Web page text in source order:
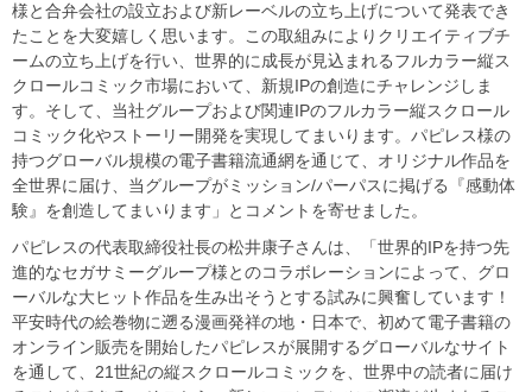
様と合弁会社の設立および新レーベルの立ち上げについて発表でき
たことを大変嬉しく思います。この取組みによりクリエイティブチ
ームの立ち上げを行い、世界的に成長が見込まれるフルカラー縦ス
クロールコミック市場において、新規IPの創造にチャレンジしま
す。そして、当社グループおよび関連IPのフルカラー縦スクロール
コミック化やストーリー開発を実現してまいります。パピレス様の
持つグローバル規模の電子書籍流通網を通じて、オリジナル作品を
全世界に届け、当グループがミッション/パーパスに掲げる『感動体
験』を創造してまいります」とコメントを寄せました。
パピレスの代表取締役社長の松井康子さんは、「世界的IPを持つ先
進的なセガサミーグループ様とのコラボレーションによって、グロ
ーバルな大ヒット作品を生み出そうとする試みに興奮しています！
平安時代の絵巻物に遡る漫画発祥の地・日本で、初めて電子書籍の
オンライン販売を開始したパピレスが展開するグローバルなサイト
を通して、21世紀の縦スクロールコミックを、世界中の読者に届け